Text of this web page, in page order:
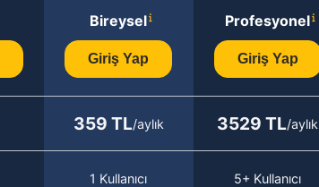
Bireysel
Giriş Yap
Profesyonel
Giriş Yap
359 TL/aylık 3529 TL/aylık
1 Kullanıcı 5+ Kullanıcı